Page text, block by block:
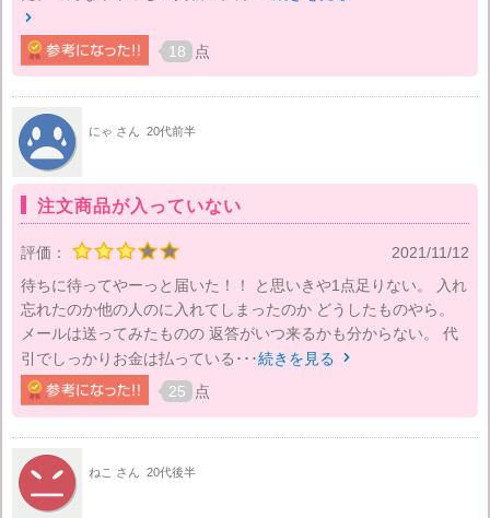

18 点
にゃ さん 20代前半
注文商品が入っていない
評価：
2021/11/12
待ちに待ってやーっと届いた！！ と思いきや1点足りない。 入れ
忘れたのか他の人のに入れてしまったのか どうしたものやら。
メールは送ってみたものの 返答がいつ来るかも分からない。 代
引でしっかりお金は払っている･･･続きを見る 
25 点
ねこ さん 20代後半